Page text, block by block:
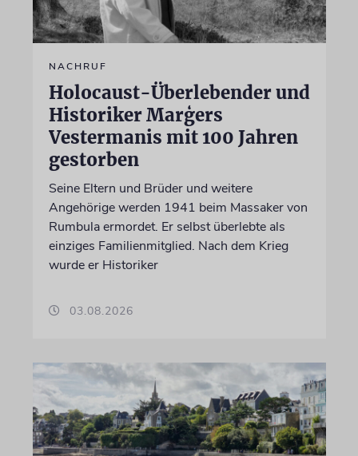
NACHRUF
Holocaust-Überlebender und
Historiker Marģers
Vestermanis mit 100 Jahren
gestorben
Seine Eltern und Brüder und weitere
Angehörige werden 1941 beim Massaker von
Rumbula ermordet. Er selbst überlebte als
einziges Familienmitglied. Nach dem Krieg
wurde er Historiker
03.08.2026